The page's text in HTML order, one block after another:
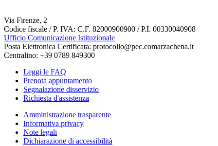
Via Firenze, 2
Codice fiscale / P. IVA: C.F. 82000900900 / P.I. 00330040908
Ufficio Comunicazione Istituzionale
Posta Elettronica Certificata: protocollo@pec.comarzachena.it
Centralino: +39 0789 849300
Leggi le FAQ
Prenota appuntamento
Segnalazione disservizio
Richiesta d'assistenza
Amministrazione trasparente
Informativa privacy
Note legali
Dichiarazione di accessibilità